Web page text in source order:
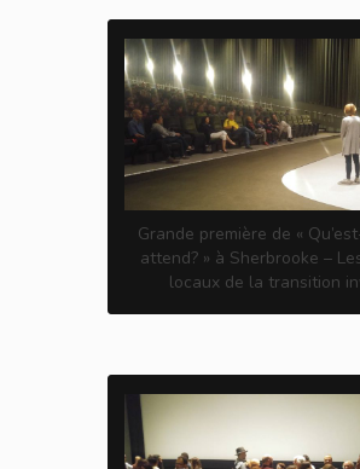
Grande première de «
attend? » à Sherbrooke –
locaux de la transition